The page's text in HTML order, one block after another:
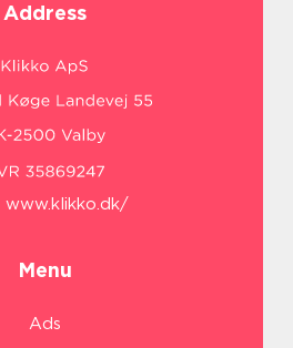
Address
www.klikko.dk/
Menu
Ads